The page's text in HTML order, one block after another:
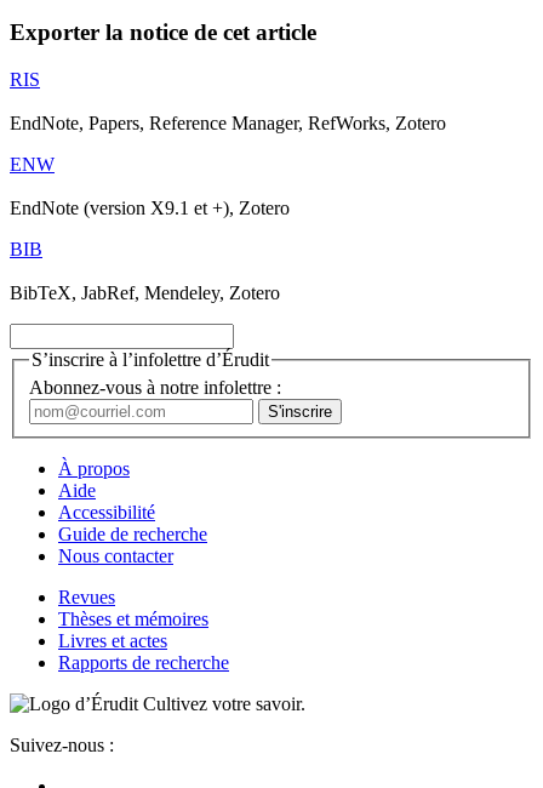
Exporter la notice de cet article
RIS
EndNote, Papers, Reference Manager, RefWorks, Zotero
ENW
EndNote (version X9.1 et +), Zotero
BIB
BibTeX, JabRef, Mendeley, Zotero
S’inscrire à l’infolettre d’Érudit
Abonnez-vous à notre infolettre :
À propos
Aide
Accessibilité
Guide de recherche
Nous contacter
Revues
Thèses et mémoires
Livres et actes
Rapports de recherche
Cultivez votre savoir.
Suivez-nous :